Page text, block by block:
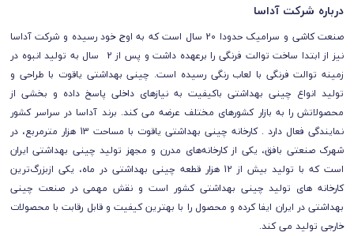
درباره شرکت آداسا
صنعت کاشی و سرامیک حدودا 20 سال است که به اوج خود رسیده و شرکت آداسا
نیز از ابتدا ساخت توالت فرنگی را برعهده داشت و پس از 2 سال به تولید انبوه در
زمینه توالت فرنگی با لعاب رنگی رسیده است. چینی بهداشتی یاقوت با طراحی و
تولید انواع چینی بهداشتی باکیفیت به نیازهای داخلی پاسخ داده و بخشی از
محصولاتش را به بازار کشورهای مختلف عرضه می کند. برند آداسا در سراسر کشور
نمایندگی فعال دارد . کارخانه چینی بهداشتی یاقوت با مساحت 13 هزار مترمربع، در
شهرک صنعتی بافق، یکی از کارخانه‌‎های مدرن‌ و مجهز تولید چینی بهداشتی ایران
است که با تولید بیش از 12 هزار قطعه چینی بهداشتی در ماه، یکی ازبزرگ‌ترین
کارخانه های تولید چینی بهداشتی کشور است و نقش مهمی در صنعت چینی
بهداشتی در ایران ایفا کرده و محصول را با بهترین کیفیت و قابل رقابت با محصولات
خارجی تولید می کند.